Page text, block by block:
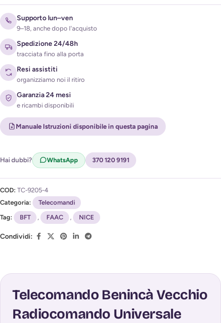
Acconsento al trattamento dei miei dati per ricevere
l'avviso di disponibilità (Privacy Policy)
Supporto lun–ven
9–18, anche dopo l'acquisto
Spedizione 24/48h
tracciata fino alla porta
Resi assistiti
organizziamo noi il ritiro
Garanzia 24 mesi
e ricambi disponibili
Manuale Istruzioni disponibile in questa pagina
Hai dubbi? WhatsApp 370 120 9191
COD: TC-9205-4
Categoria:
Telecomandi
Tag:
BFT , FAAC , NICE
Condividi:
Telecomando Benincà Vecchio
Radiocomando Universale